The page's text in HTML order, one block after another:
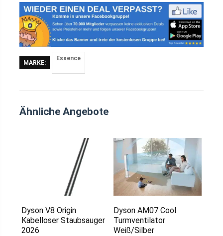
MARKE:
Essence
Ähnliche Angebote
Dyson V8 Origin
Kabelloser Staubsauger
2026
Dyson AM07 Cool
Turmventilator
Weiß/Silber